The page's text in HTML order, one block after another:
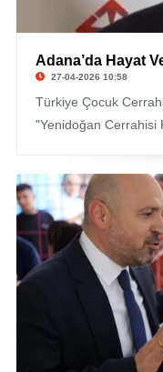
Adana’da Hayat
27-04-2026 10:58
Türkiye Çocuk
"Yenidoğan Cerrahisi